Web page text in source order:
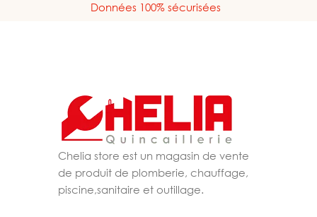
Données 100% sécurisées
Chelia store est un magasin de vente
de produit de plomberie, chauffage,
piscine,sanitaire et outillage.